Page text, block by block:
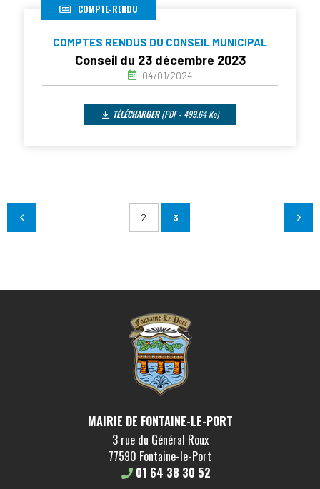
COMPTE-RENDU
COMPTES RENDUS DU CONSEIL MUNICIPAL
Conseil du 23 décembre 2023
04/01/2024
TÉLÉCHARGER(PDF - 499.64 Ko)
2 3
MAIRIE DE FONTAINE-LE-PORT
3 rue du Général Roux
77590 Fontaine-le-Port
01 64 38 30 52